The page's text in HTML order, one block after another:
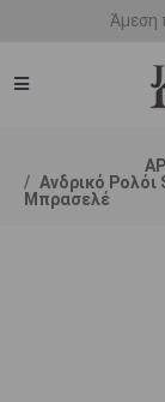
Άμεση
Ανδρικό Ρολόι
Μπρασελέ